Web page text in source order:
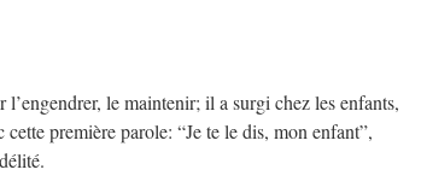
le maintenir; il a surgi chez les enfants,
première parole: “Je te le dis, mon enfant”,